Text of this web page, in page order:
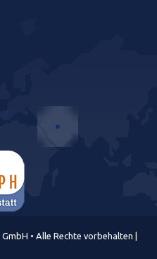
• Alle Rechte vorbehalten |